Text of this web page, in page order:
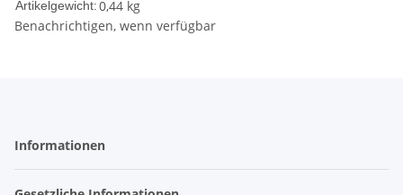
Artikelgewicht:0,44 kg
Benachrichtigen, wenn verfügbar
Informationen